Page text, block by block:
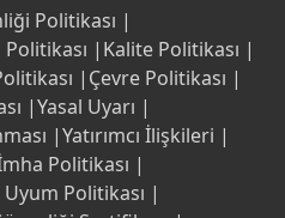
Politikası |
| Kalite Politikası |
| Çevre Politikası |
|Yasal Uyarı |
|Yatırımcı İlişkileri |
Politikası |
Politikası |